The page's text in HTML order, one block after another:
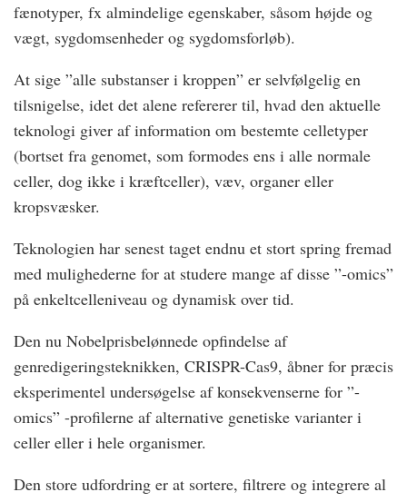
fænotyper, fx almindelige egenskaber, såsom højde og
vægt, sygdomsenheder og sygdomsforløb).
At sige ”alle substanser i kroppen” er selvfølgelig en
tilsnigelse, idet det alene refererer til, hvad den aktuelle
teknologi giver af information om bestemte celletyper
(bortset fra genomet, som formodes ens i alle normale
celler, dog ikke i kræftceller), væv, organer eller
kropsvæsker.
Teknologien har senest taget endnu et stort spring fremad
med mulighederne for at studere mange af disse ”-omics”
på enkeltcelleniveau og dynamisk over tid.
Den nu Nobelprisbelønnede opfindelse af
genredigeringsteknikken, CRISPR-Cas9, åbner for præcis
eksperimentel undersøgelse af konsekvenserne for ”-
omics” -profilerne af alternative genetiske varianter i
celler eller i hele organismer.
Den store udfordring er at sortere, filtrere og integrere al